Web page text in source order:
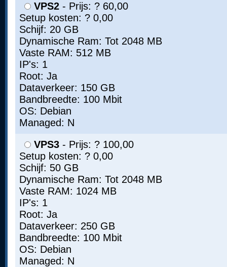
VPS2 - Prijs: ? 60,00
Setup kosten: ? 0,00
Schijf: 20 GB
Dynamische Ram: Tot 2048 MB
Vaste RAM: 512 MB
IP's: 1
Root: Ja
Dataverkeer: 150 GB
Bandbreedte: 100 Mbit
OS: Debian
Managed: N
VPS3 - Prijs: ? 100,00
Setup kosten: ? 0,00
Schijf: 50 GB
Dynamische Ram: Tot 2048 MB
Vaste RAM: 1024 MB
IP's: 1
Root: Ja
Dataverkeer: 250 GB
Bandbreedte: 100 Mbit
OS: Debian
Managed: N